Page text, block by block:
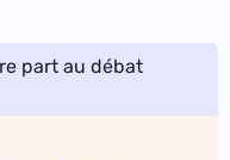
part au débat